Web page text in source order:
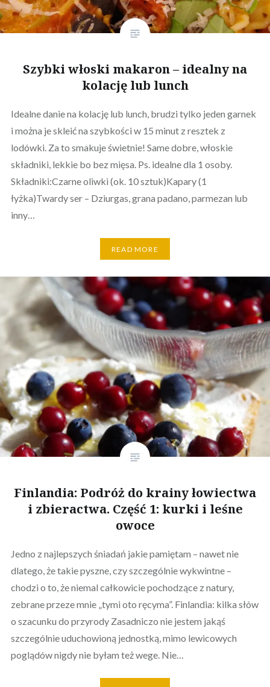
Szybki włoski makaron – idealny na
kolację lub lunch
Idealne danie na kolację lub lunch, brudzi tylko jeden garnek
i można je skleić na szybkości w 15 minut z resztek z
lodówki. Za to smakuje świetnie! Same dobre, włoskie
składniki, lekkie bo bez mięsa. Ps. idealne dla 1 osoby.
Składniki:Czarne oliwki (ok. 10 sztuk)Kapary (1
łyżka)Twardy ser – Dziurgas, grana padano, parmezan lub
inny…
READ MORE
Finlandia: Podróż do krainy łowiectwa
i zbieractwa. Część 1: kurki i leśne
owoce
Jedno z najlepszych śniadań jakie pamiętam – nawet nie
dlatego, że takie pyszne, czy szczególnie wykwintne –
chodzi o to, że niemal całkowicie pochodzące z natury,
zebrane przeze mnie „tymi oto ręcyma”. Finlandia: kilka słów
o szacunku do przyrody Zasadniczo nie jestem jakąś
szczególnie uduchowioną jednostką, mimo lewicowych
poglądów nigdy nie byłam też wege. Nie…